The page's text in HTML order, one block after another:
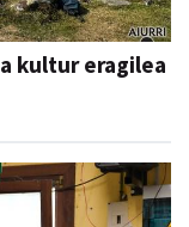
kultur eragilea